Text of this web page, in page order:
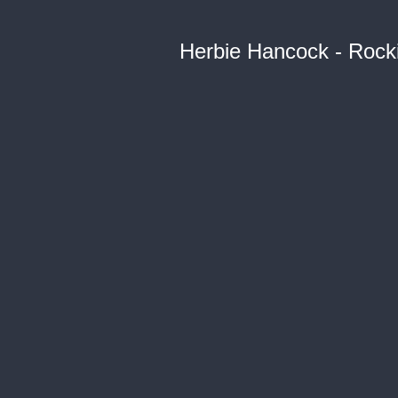
Herbie Hancock -